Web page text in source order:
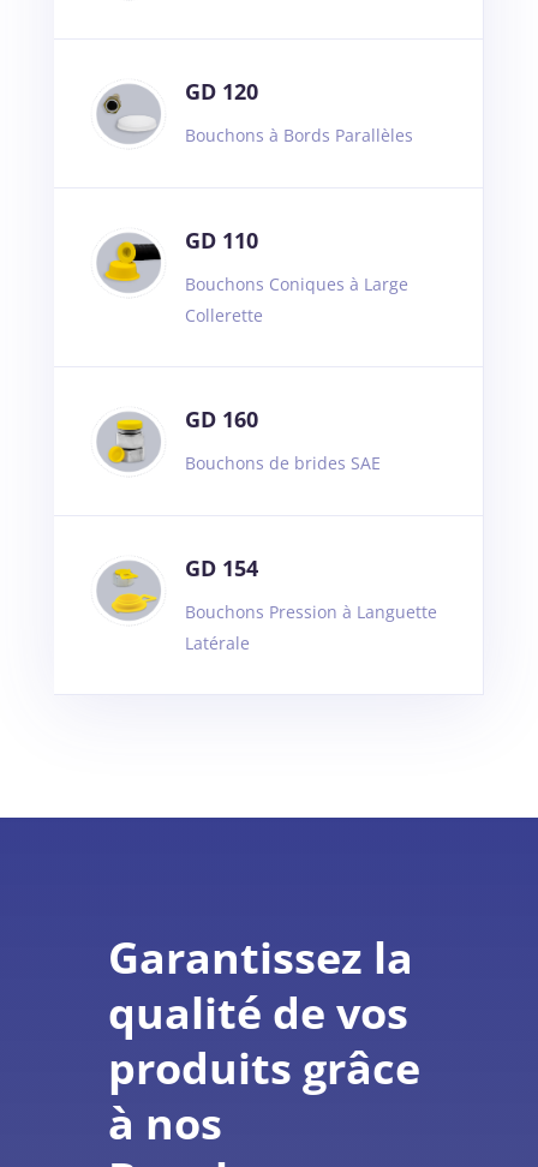
GD 120
Bouchons à Bords Parallèles
GD 110
Bouchons Coniques à Large
Collerette
GD 160
Bouchons de brides SAE
GD 154
Bouchons Pression à Languette
Latérale
Garantissez la
qualité de vos
produits grâce
à nos